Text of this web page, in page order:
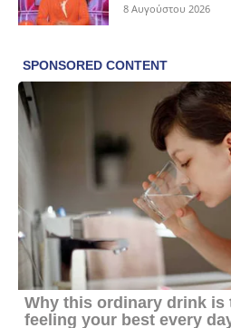
8 Αυγούστου 2026